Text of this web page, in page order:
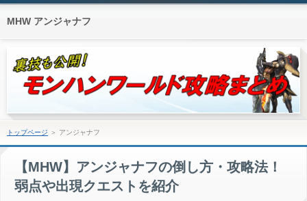
MHW アンジャナフ
トップページ ＞ アンジャナフ
【MHW】アンジャナフの倒し方・攻略法！
弱点や出現クエストを紹介